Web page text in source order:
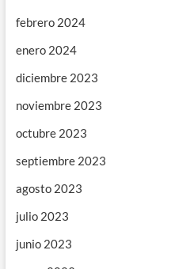
febrero 2024
enero 2024
diciembre 2023
noviembre 2023
octubre 2023
septiembre 2023
agosto 2023
julio 2023
junio 2023